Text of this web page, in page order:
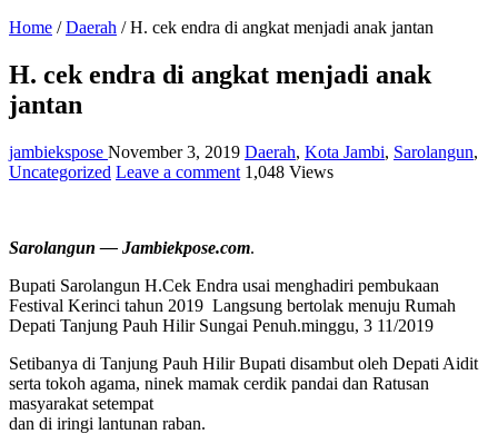
Home / Daerah / H. cek endra di angkat menjadi anak jantan
H. cek endra di angkat menjadi anak
jantan
jambiekspose November 3, 2019 Daerah, Kota Jambi, Sarolangun,
Uncategorized Leave a comment 1,048 Views
Sarolangun — Jambiekpose.com.
Bupati Sarolangun H.Cek Endra usai menghadiri pembukaan
Festival Kerinci tahun 2019 Langsung bertolak menuju Rumah
Depati Tanjung Pauh Hilir Sungai Penuh.minggu, 3 11/2019
Setibanya di Tanjung Pauh Hilir Bupati disambut oleh Depati Aidit
serta tokoh agama, ninek mamak cerdik pandai dan Ratusan
masyarakat setempat
dan di iringi lantunan raban.